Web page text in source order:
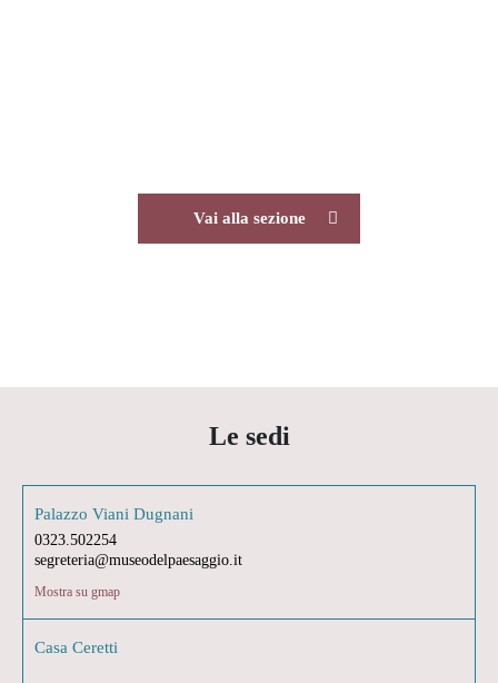
Vai alla sezione
Le sedi
Palazzo Viani Dugnani
0323.502254
segreteria@museodelpaesaggio.it
Mostra su gmap
Casa Ceretti